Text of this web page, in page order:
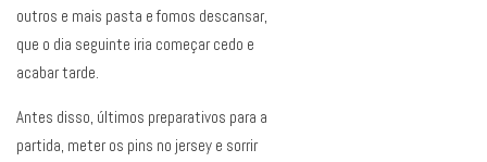
outros e mais pasta e fomos descansar,
que o dia seguinte iria começar cedo e
acabar tarde.
Antes disso, últimos preparativos para a
partida, meter os pins no jersey e sorrir